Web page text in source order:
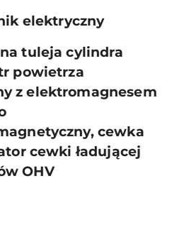
elektryczny
tuleja cylindra
powietrza
z elektromagnesem
cewka
cewki ładującej
OHV